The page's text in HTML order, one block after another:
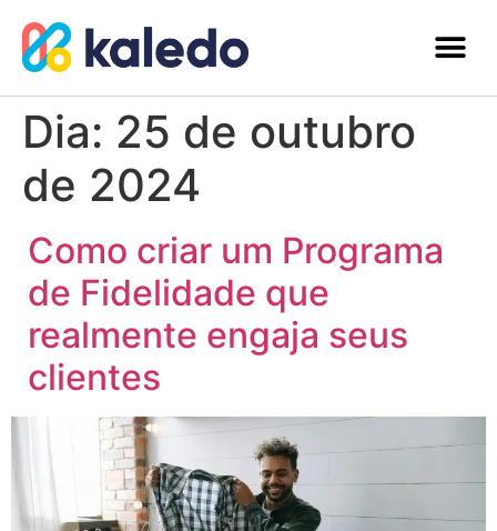
Dia: 25 de outubro
de 2024
Como criar um Programa
de Fidelidade que
realmente engaja seus
clientes